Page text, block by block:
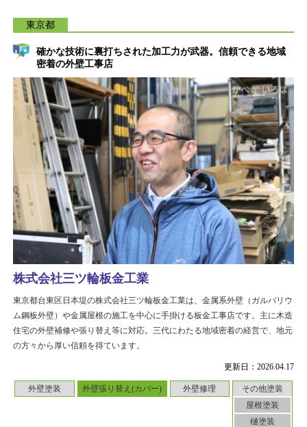
東京都
確かな技術に裏打ちされた加工力が武器。信頼できる地域
密着の外壁工事店
更新日：2026.04.17
外壁塗装 外壁張り替え(カバー) 外壁修理
その他塗装
屋根塗装
樋塗装
株式会社三ツ輪板金工業
東京都台東区日本堤の株式会社三ツ輪板金工業は、金属系外壁（ガルバリウ
ム鋼板外壁）や金属屋根の施工を中心に手掛ける板金工事店です。主に木造
住宅の外壁補修や張り替え等に対応。三代にわたる地域密着の経営で、地元
の方々から厚い信頼を得ています。